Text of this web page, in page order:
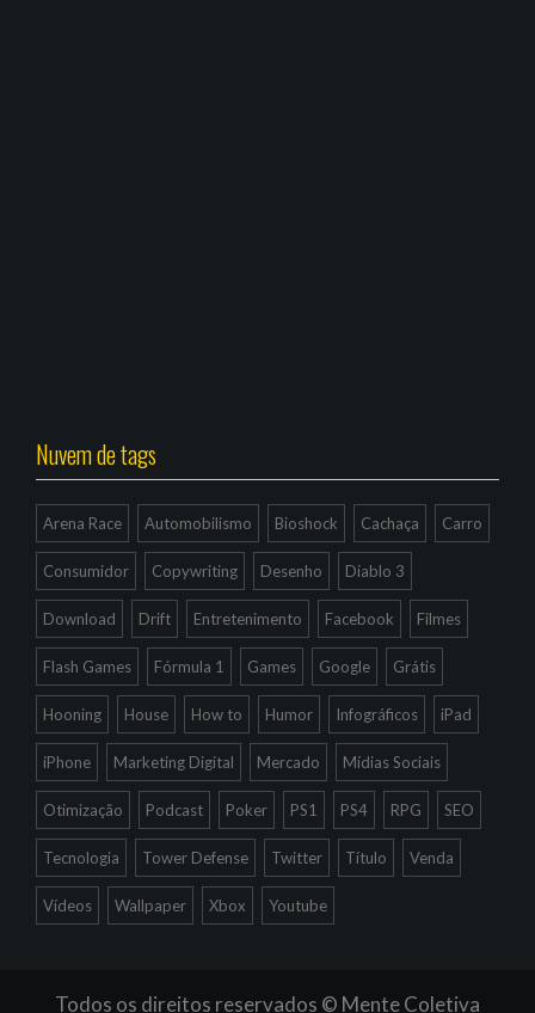
Nuvem de tags
Arena Race Automobilismo Bioshock Cachaça Carro
Consumidor Copywriting Desenho Diablo 3
Download Drift Entretenimento Facebook Filmes
Flash Games Fórmula 1 Games Google Grátis
Hooning House How to Humor Infográficos iPad
iPhone Marketing Digital Mercado Mídias Sociais
Otimização Podcast Poker PS1 PS4 RPG SEO
Tecnologia Tower Defense Twitter Título Venda
Vídeos Wallpaper Xbox Youtube
Todos os direitos reservados © Mente Coletiva